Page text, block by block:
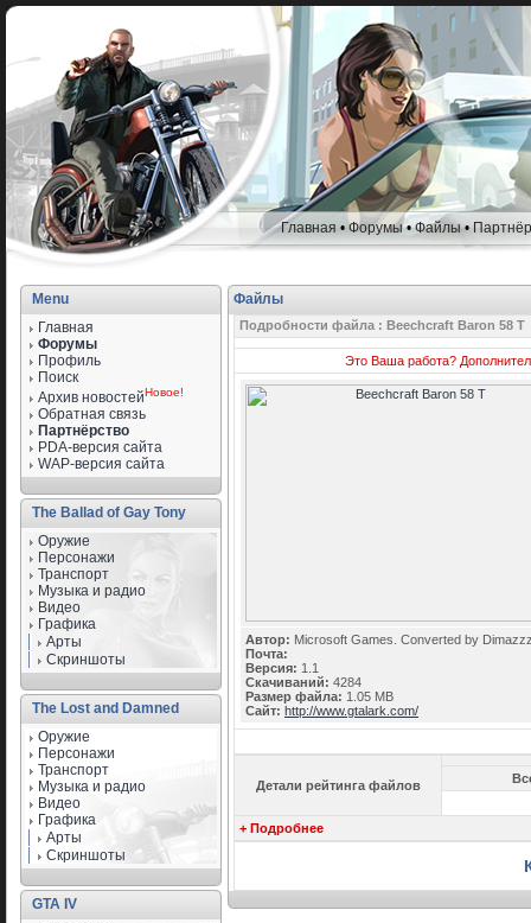
Главная • Форумы•Файлы•
Menu
Главная
Форумы
Профиль
Поиск
Архив новостейНовое!
Обратная связь
Партнёрство
PDA-версия сайта
WAP-версия сайта
The Ballad of Gay Tony
Оружие
Персонажи
Транспорт
Музыка и радио
Видео
Графика
Арты
Скриншоты
The Lost and Damned
Оружие
Персонажи
Транспорт
Музыка и радио
Видео
Графика
Арты
Скриншоты
GTA IV
Файлы
Подробности файла : Beechcraft Baron 58 T
Это Ваша работа?
Автор: Microsoft Games. Converted by
Почта:
Версия: 1.1
Скачиваний: 4284
Размер файла: 1.05 MB
Сайт: http://www.gtalark.com/
Детали рейтинга файлов
+ Подробнее